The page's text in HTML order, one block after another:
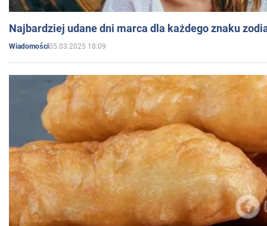
Najbardziej udane dni marca dla każdego znaku
Wiadomości05.03.2025 18:09